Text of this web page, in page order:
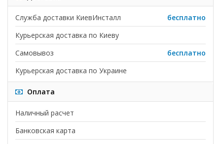
Служба доставки КиевИнсталл
бесплатно
Курьерская доставка по Киеву
Самовывоз
бесплатно
Курьерская доставка по Украине
Оплата
Наличный расчет
Банковская карта